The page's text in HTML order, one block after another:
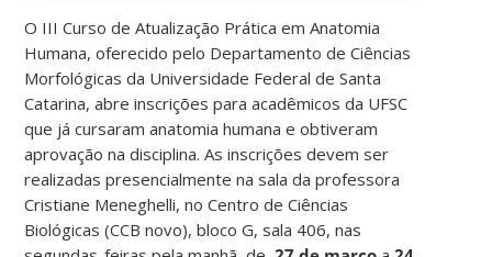
O III Curso de Atualização Prática em Anatomia
Humana, oferecido pelo Departamento de Ciências
Morfológicas da Universidade Federal de Santa
Catarina, abre inscrições para acadêmicos da UFSC
que já cursaram anatomia humana e obtiveram
aprovação na disciplina. As inscrições devem ser
realizadas presencialmente na sala da professora
Cristiane Meneghelli, no Centro de Ciências
Biológicas (CCB novo), bloco G, sala 406, nas